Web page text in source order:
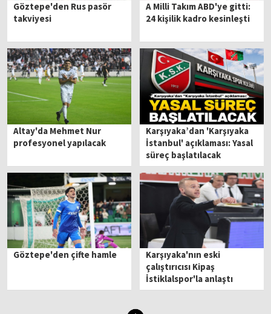
Göztepe'den Rus pasör
takviyesi
A Milli Takım ABD'ye gitti:
24 kişilik kadro kesinleşti
Altay'da Mehmet Nur
profesyonel yapılacak
Karşıyaka’dan 'Karşıyaka
İstanbul' açıklaması: Yasal
süreç başlatılacak
Göztepe'den çifte hamle
Karşıyaka'nın eski
çalıştırıcısı Kipaş
İstiklalspor'la anlaştı